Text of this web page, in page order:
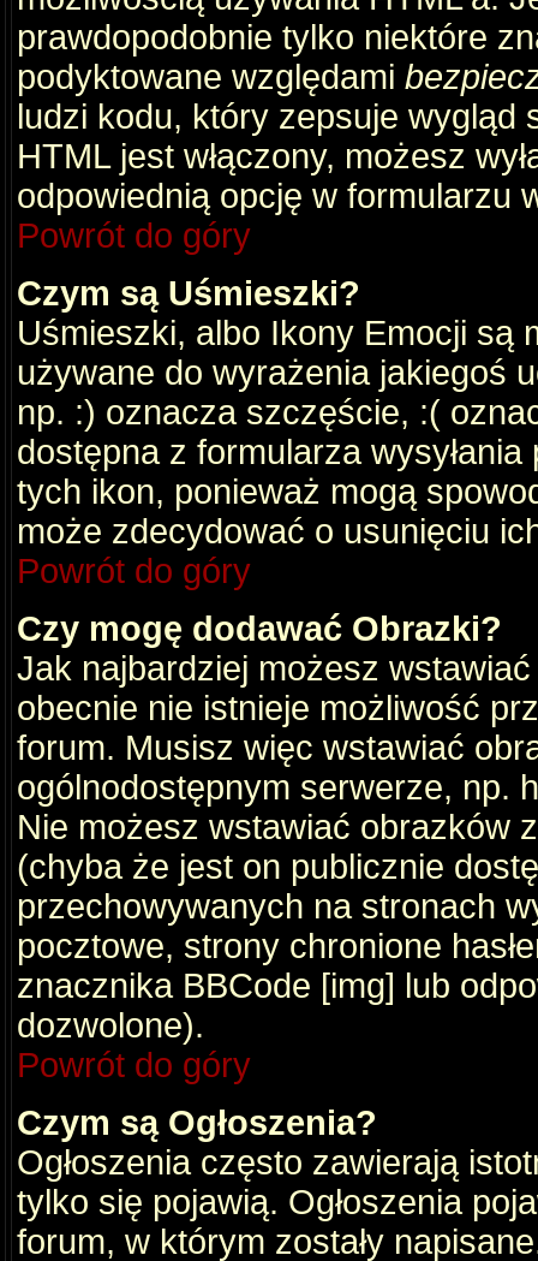
prawdopodobnie tylko niektóre
podyktowane względami
ludzi kodu, który zepsuje wygląd
HTML jest włączony, możesz
odpowiednią opcję w formularzu
Powrót do góry
Czym są Uśmieszki?
Uśmieszki, albo Ikony Emocji są
używane do wyrażenia jakiegoś
np. :) oznacza szczęście, :(
dostępna z formularza
tych ikon, ponieważ mogą
może zdecydować o usunięciu
Powrót do góry
Czy mogę dodawać Obrazki?
Jak najbardziej możesz
obecnie nie istnieje możliwość
forum. Musisz więc wstawiać
ogólnodostępnym serwerze, np.
Nie możesz wstawiać obrazków
(chyba że jest on publicznie
przechowywanych na stronach
pocztowe, strony chronione
znacznika BBCode [img] lub
dozwolone).
Powrót do góry
Czym są Ogłoszenia?
Ogłoszenia często zawierają
tylko się pojawią. Ogłoszenia
forum, w którym zostały